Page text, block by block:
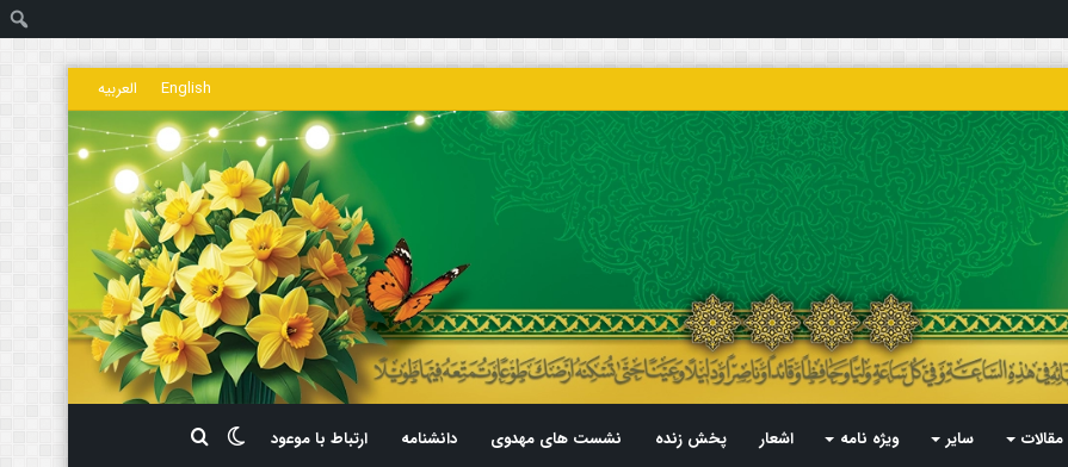
English العربیه
مقالات سایر ویژه نامه اشعار پخش زنده نشست های مهدوی دانشنامه ارتباط با موعود تغییر